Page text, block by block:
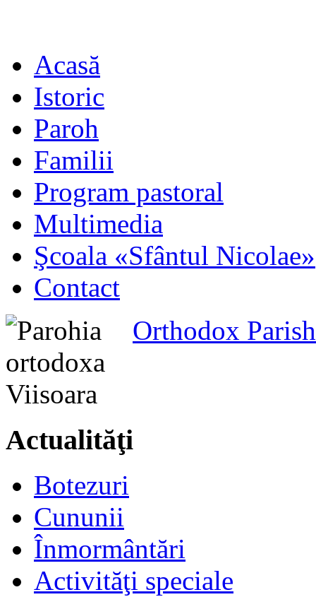
Acasă
Istoric
Paroh
Familii
Program pastoral
Multimedia
Şcoala «Sfântul Nicolae»
Contact
Orthodox
Actualităţi
Botezuri
Cununii
Înmormântări
Activităţi speciale